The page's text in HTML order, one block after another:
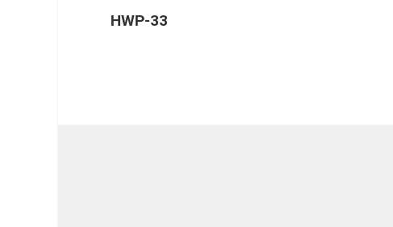
HWP-33